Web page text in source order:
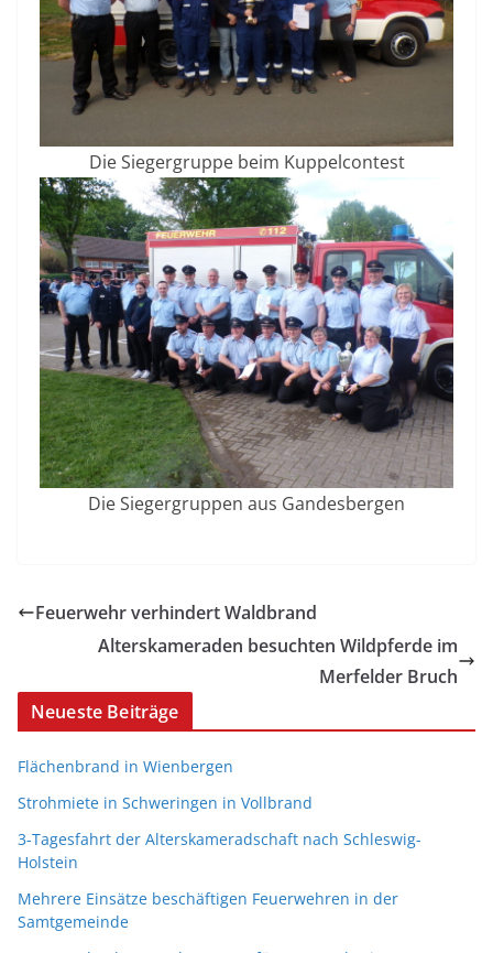
Die Siegergruppe beim Kuppelcontest
Die Siegergruppen aus Gandesbergen
Feuerwehr verhindert Waldbrand
Alterskameraden besuchten Wildpferde im
Merfelder Bruch
Neueste Beiträge
Flächenbrand in Wienbergen
Strohmiete in Schweringen in Vollbrand
3-Tagesfahrt der Alterskameradschaft nach Schleswig-
Holstein
Mehrere Einsätze beschäftigen Feuerwehren in der
Samtgemeinde